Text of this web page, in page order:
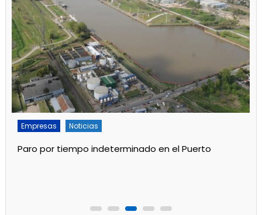
Empresas Noticias
Paro por tiempo indeterminado en el Puerto